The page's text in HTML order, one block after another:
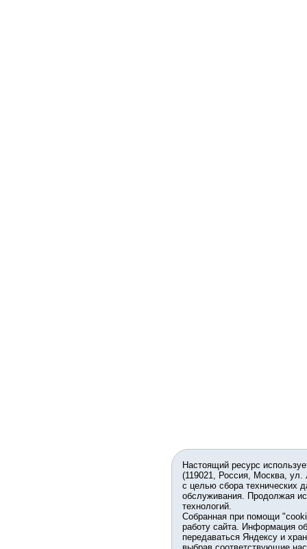
Настоящий ресурс
(119021, Россия, Москва,
с целью сбора технических
обслуживания. Продолжая
технологий.
Собранная при помощи
работу сайта. Информация
передаваться Яндексу и